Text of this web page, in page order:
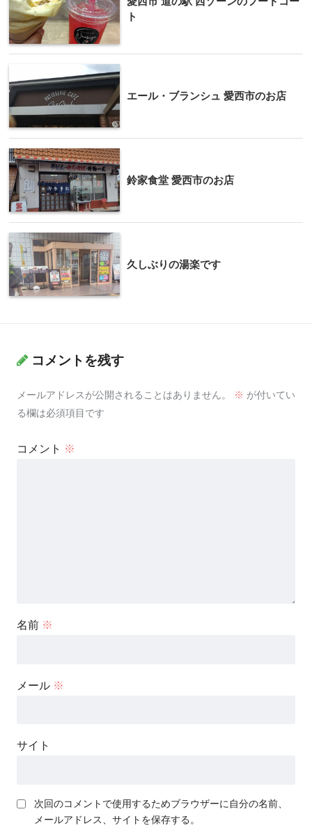
ト
エール・ブランシュ 愛西市のお店
鈴家食堂 愛西市のお店
久しぶりの湯楽です
コメントを残す
メールアドレスが公開されることはありません。 ※ が付いてい
る欄は必須項目です
コメント ※
名前 ※
メール ※
サイト
次回のコメントで使用するためブラウザーに自分の名前、
メールアドレス、サイトを保存する。